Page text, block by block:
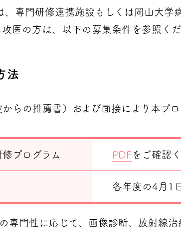
、専門研修連携施設もしくは岡山大
医の方は、以下の募集条件を参照くだ
法
らの推薦書）および面接により本プロ
プログラム PDF をご確認
各年度の4月1
専門性に応じて、画像診断、放射線治